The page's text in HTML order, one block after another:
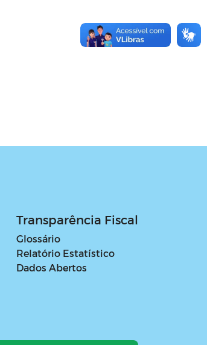
Transparência Fiscal
Glossário
Relatório Estatístico
Dados Abertos